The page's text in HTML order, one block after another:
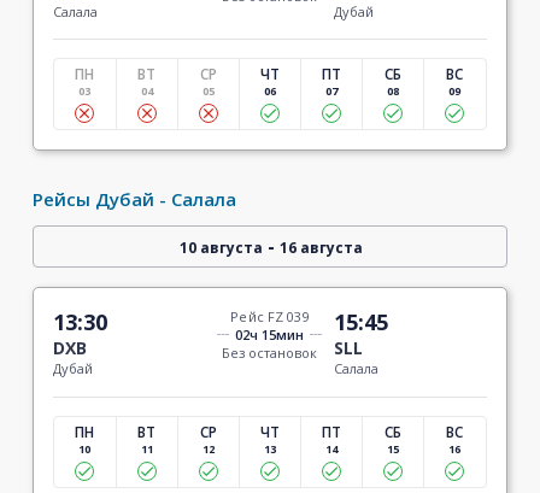
Салала Дубай
ПН
03
ВТ
04
СР
05
ЧТ
06
ПТ
07
СБ
08
ВС
09
Рейсы Дубай - Салала
10 августа - 16 августа
13:30
DXB
Дубай
Рейс FZ 039
02ч 15мин
Без остановок
15:45
SLL
Салала
ПН
10
ВТ
11
СР
12
ЧТ
13
ПТ
14
СБ
15
ВС
16